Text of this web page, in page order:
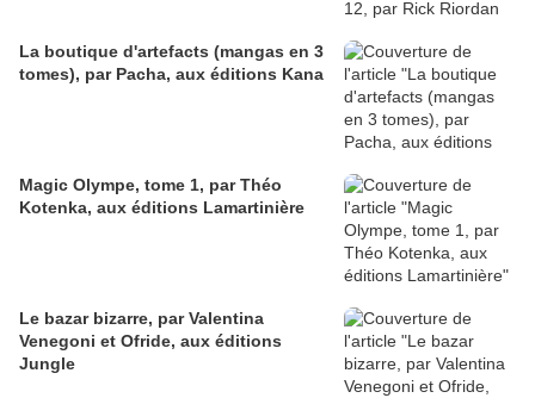
La boutique d'artefacts (mangas en 3
tomes), par Pacha, aux éditions Kana
Magic Olympe, tome 1, par Théo
Kotenka, aux éditions Lamartinière
Le bazar bizarre, par Valentina
Venegoni et Ofride, aux éditions
Jungle